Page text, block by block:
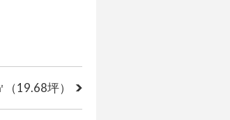
（19.68坪）